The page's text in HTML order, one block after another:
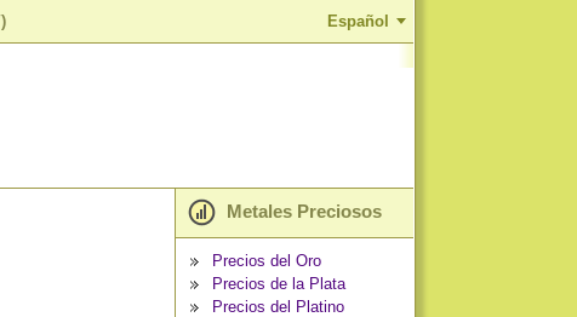
Español
Metales Preciosos
Precios del Oro
Precios de la Plata
Precios del Platino